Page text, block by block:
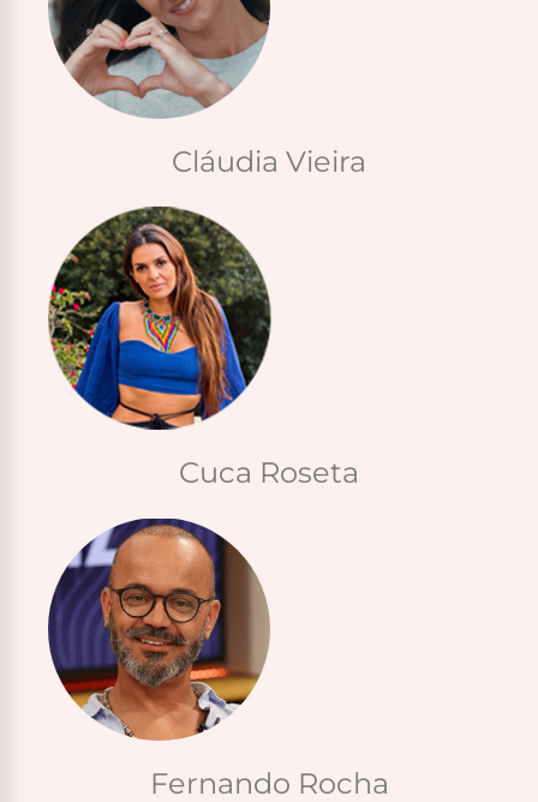
Cláudia Vieira
Cuca Roseta
Fernando Rocha